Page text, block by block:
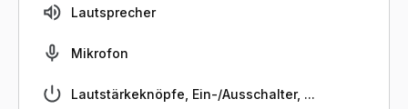
Lautsprecher
Mikrofon
Lautstärkeknöpfe, Ein-/Ausschalter, ...